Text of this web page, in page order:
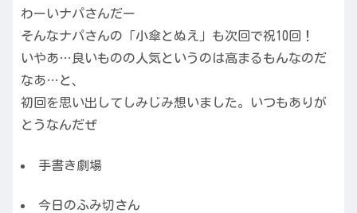
わーいナパさんだー
そんなナパさんの「小傘とぬえ」も次回で祝10回！
いやあ…良いものの人気というのは高まるもんなのだ
なあ…と、
初回を思い出してしみじみ想いました。いつもありが
とうなんだぜ
手書き劇場
今日のふみ切さん